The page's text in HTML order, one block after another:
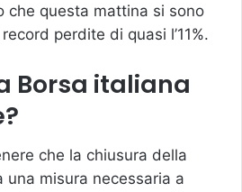
che questa mattina si sono
perdite di quasi l’11%.
Borsa italiana
che la chiusura della
una misura necessaria a